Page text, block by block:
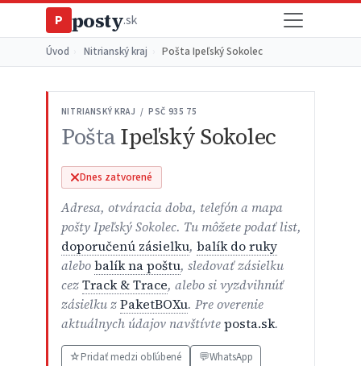
P posty.sk
Úvod Nitrianský kraj Pošta Ipeľský Sokolec
NITRIANSKÝ KRAJ / PSČ 935 75
PoštaIpeľský Sokolec
Dnes zatvorené
Adresa, otváracia doba, telefón a mapa
pošty Ipeľský Sokolec. Tu môžete podať list,
doporučenú zásielku, balík do ruky
alebobalík na poštu, sledovať zásielku
cezTrack & Trace, alebo si vyzdvihnúť
zásielku zPaketBOXu. Pre overenie
aktuálnych údajov navštívteposta.sk.
☆Pridať medzi obľúbené 💬WhatsApp